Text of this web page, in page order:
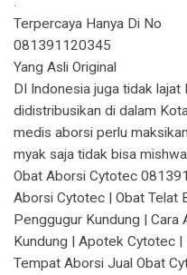
Terpercaya Hanya Di No
081391120345
Yang Asli Original
DI Indonesia juga tidak
didistribusikan di dalam
medis aborsi perlu
myak saja tidak bisa
Obat Aborsi Cytotec
Aborsi Cytotec | Obat Telat
Penggugur Kundung | Cara
Kundung | Apotek Cytotec
Tempat Aborsi Jual Obat